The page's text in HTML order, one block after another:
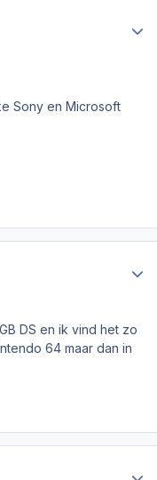
Sony en Microsoft
DS en ik vind het zo
64 maar dan in